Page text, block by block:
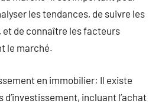
les tendances, de suivre les
et de connaître les facteurs
le marché.
en immobilier: Il existe
incluant l’achat